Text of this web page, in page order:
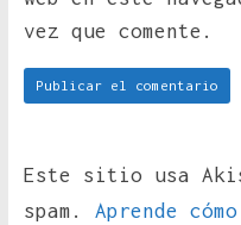
vez que comente.
Este sitio usa
spam. Aprende